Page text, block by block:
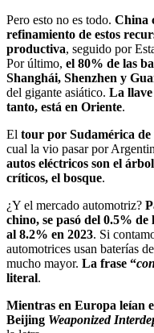
Pero esto no es todo. China
refinamiento de estos
productiva, seguido por
Por último, el 80% de las
Shanghái, Shenzhen y
del gigante asiático. La
tanto, está en Oriente.
El tour por Sudamérica de
cual la vio pasar por
autos eléctricos son el
críticos, el bosque.
¿Y el mercado automotriz?
chino, se pasó del 0.5%
al 8.2% en 2023. Si
automotrices usan baterías
mucho mayor. La frase “
literal.
Mientras en Europa leían
Beijing Weaponized